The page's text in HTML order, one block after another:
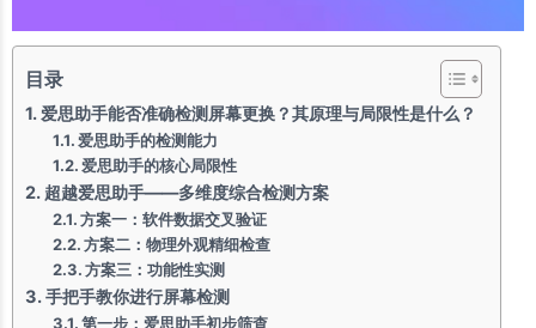
目录
爱思助手能否准确检测屏幕更换？其原理与局限性是什么？
爱思助手的检测能力
爱思助手的核心局限性
超越爱思助手——多维度综合检测方案
方案一：软件数据交叉验证
方案二：物理外观精细检查
方案三：功能性实测
手把手教你进行屏幕检测
第一步：爱思助手初步筛查